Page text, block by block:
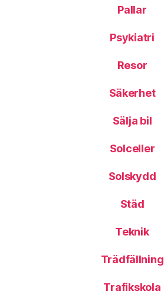
Pallar
Psykiatri
Resor
Säkerhet
Sälja bil
Solceller
Solskydd
Städ
Teknik
Trädfällning
Trafikskola